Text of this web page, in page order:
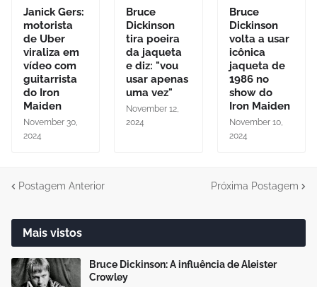
Janick Gers:
motorista
de Uber
viraliza em
vídeo com
guitarrista
do Iron
Maiden
November 30,
2024
Bruce
Dickinson
tira poeira
da jaqueta
e diz: "vou
usar apenas
uma vez"
November 12,
2024
Bruce
Dickinson
volta a usar
icônica
jaqueta de
1986 no
show do
Iron Maiden
November 10,
2024
Postagem Anterior Próxima Postagem
Mais vistos
Bruce Dickinson: A influência de Aleister
Crowley